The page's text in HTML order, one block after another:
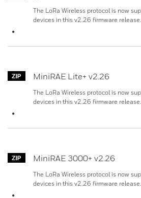
The LoRa Wireless protocol is now
devices in this v2.26 firmware release.
MiniRAE Lite+ v2.26
The LoRa Wireless protocol is now
devices in this v2.26 firmware release.
MiniRAE 3000+ v2.26
The LoRa Wireless protocol is now
devices in this v2.26 firmware release.